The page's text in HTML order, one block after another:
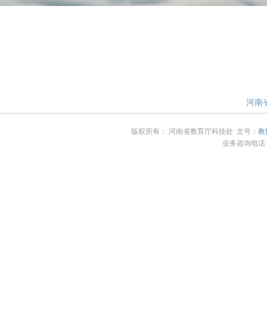
河南
版权所有： 河南省教育厅科技处 文号： 教
业务咨询电